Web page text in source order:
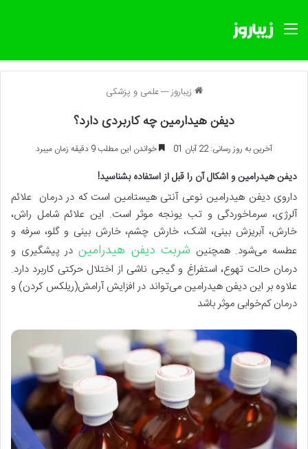
منو
زیباروز---علمی و پزشکی
دیفن هیدارمین چه کاربردی دارد؟
آخرین به روز رسانی: 22 آبان 01 خواندن این مطلب 9 دقیقه زمان میبرد
دیفن هیدرامین و اشکال آن را قبل از استفاده بشناسید!
داروی دیفن هیدرامین نوعی آنتی هیستامین است که در درمان علائم
آلرژی، سرماخوردگی و تب یونجه موثر است. این علائم شامل راش،
خارش، آبریزش بینی، اشک، خارش چشم، خارش بینی و گلو، سرفه و
عطسه می‌شود. همچنین شربت دیفن هیدرامین در پیشگیری و
درمان حالت تهوع، استفراغ و گیجی ناشی از اختلال حرکتی کاربرد دارد.
علاوه بر این دیفن هیدرامین می‌تواند در افزایش آرامش(ریلکس کردن) و
درمان کم‌خوابی موثر باشد